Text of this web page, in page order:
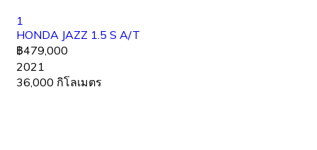
1
HONDA JAZZ 1.5 S A/T
฿479,000
2021
36,000 กิโลเมตร